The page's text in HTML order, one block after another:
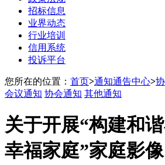
招标信息
业界动态
行业培训
信用系统
投诉平台
您所在的位置： 首页>通知通告中心>
会议通知 协会通知 其他通知
关于开展“构建和
幸福家庭”家庭影